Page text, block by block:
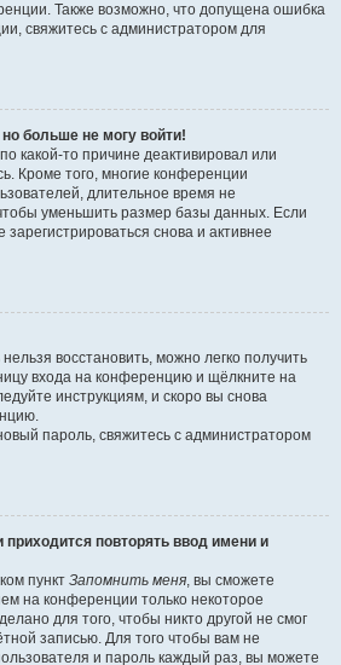
Также возможно, что допущена ошибка
свяжитесь с администратором для
больше не могу войти!
какой-то причине деактивировал или
Кроме того, многие конференции
длительное время не
уменьшить размер базы данных. Если
снова и активнее
восстановить, можно легко получить
входа на конференцию и щёлкните на
инструкциям, и скоро вы снова
пароль, свяжитесь с администратором
повторять ввод имени и
пункт Запомнить меня, вы сможете
на конференции только некоторое
для того, чтобы никто другой не смог
записью. Для того чтобы вам не
и пароль каждый раз, вы можете